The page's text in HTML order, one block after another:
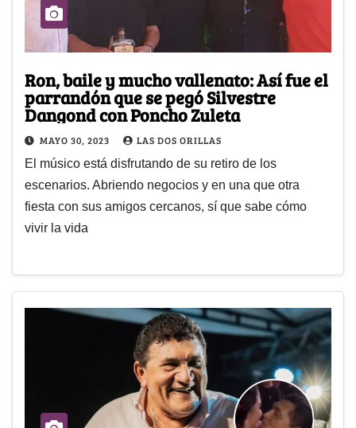
Ron, baile y mucho vallenato: Así fue el
parrandón que se pegó Silvestre
Dangond con Poncho Zuleta
MAYO 30, 2023 LAS DOS ORILLAS
El músico está disfrutando de su retiro de los
escenarios. Abriendo negocios y en una que otra
fiesta con sus amigos cercanos, sí que sabe cómo
vivir la vida